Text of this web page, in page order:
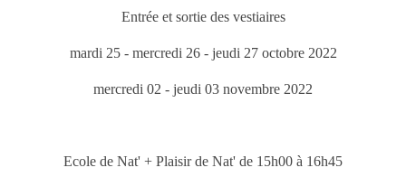
Entrée et sortie des vestiaires
mardi 25 - mercredi 26 - jeudi 27 octobre 2022
mercredi 02 - jeudi 03 novembre 2022
Ecole de Nat' + Plaisir de Nat' de 15h00 à 16h45